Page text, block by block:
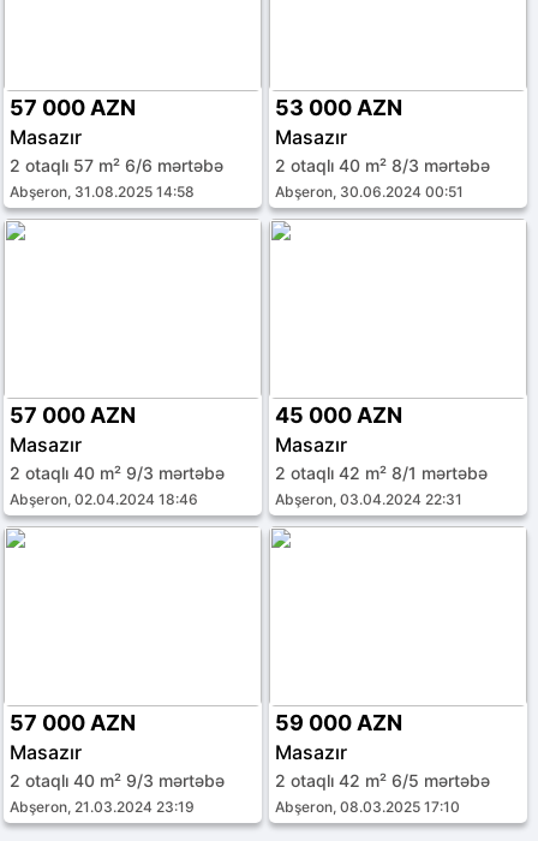
57 000 AZN
Masazır
2 otaqlı 57 m² 6/6 mərtəbə
Abşeron, 31.08.2025 14:58
53 000 AZN
Masazır
2 otaqlı 40 m² 8/3 mərtəbə
Abşeron, 30.06.2024 00:51
57 000 AZN
Masazır
2 otaqlı 40 m² 9/3 mərtəbə
Abşeron, 02.04.2024 18:46
45 000 AZN
Masazır
2 otaqlı 42 m² 8/1 mərtəbə
Abşeron, 03.04.2024 22:31
57 000 AZN
Masazır
2 otaqlı 40 m² 9/3 mərtəbə
Abşeron, 21.03.2024 23:19
59 000 AZN
Masazır
2 otaqlı 42 m² 6/5 mərtəbə
Abşeron, 08.03.2025 17:10